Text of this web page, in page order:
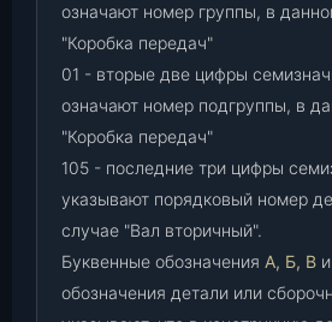
означают номер группы, в
"Коробка передач"
01 - вторые две цифры
означают номер подгруппы, в
"Коробка передач"
105 - последние три цифры
указывают порядковый номер
случае "Вал вторичный".
Буквенные обозначения А, Б, В
обозначения детали или